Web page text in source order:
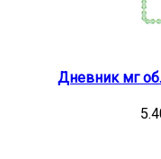
Дневник мг